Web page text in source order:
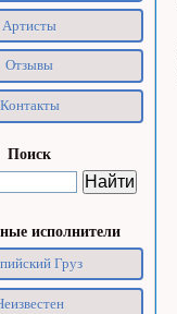
Артисты
Отзывы
Контакты
Поиск
исполнители
Груз